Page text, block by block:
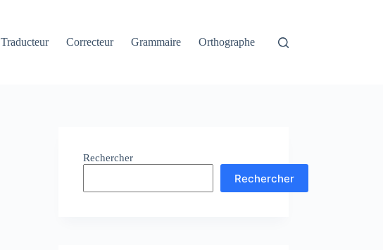
Traducteur Correcteur Grammaire Orthographe
Rechercher
Rechercher